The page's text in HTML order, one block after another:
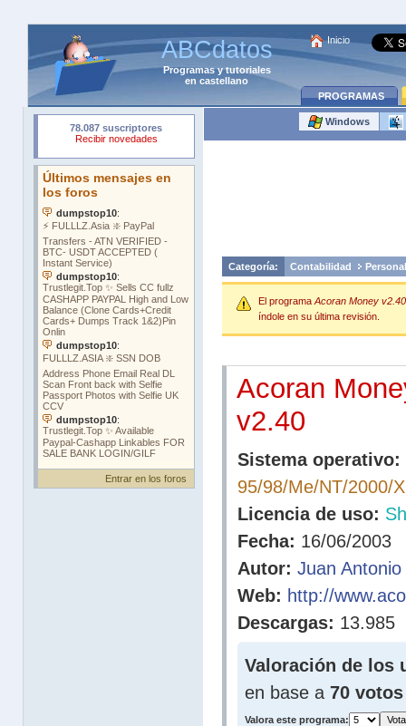
ABCdatos
Programasytutoriales
en castellano
Inicio
PROGRAMAS
Entrar en los foros
Windows
Categoría: Contabilidad Personal
El programa Acoran Money v2.40
índole en su última revisión.
Acoran
v2.40
Sistema operativo:
95/98/Me/NT/2000/
Licencia de uso:
Fecha: 16/06/2003
Autor: Juan
Web: http://
Descargas: 13.985
Valoración de los
en base a 70 votos
Valora este programa: